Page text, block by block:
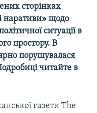
сторінках
наративи» щодо
ситуації в
простору. В
порушувалася
читайте в
газети The